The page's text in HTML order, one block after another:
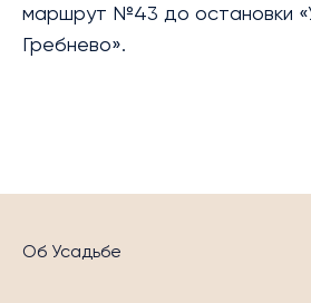
маршрут №43 до остановки
Гребнево».
Об Усадьбе